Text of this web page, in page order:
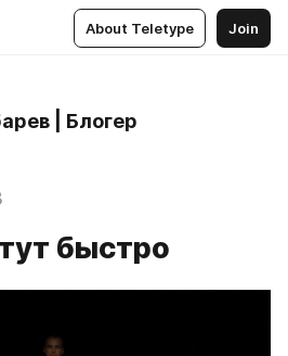
About Teletype Join
| Блогер
быстро